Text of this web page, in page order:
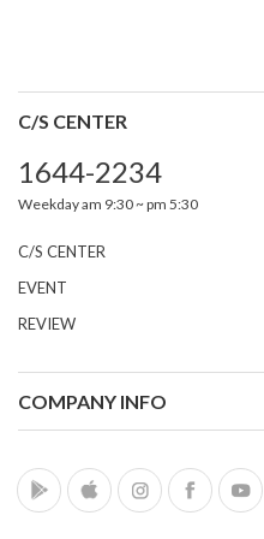
C/S CENTER
1644-2234
Weekday am 9:30 ~ pm 5:30
C/S CENTER
EVENT
REVIEW
COMPANY INFO